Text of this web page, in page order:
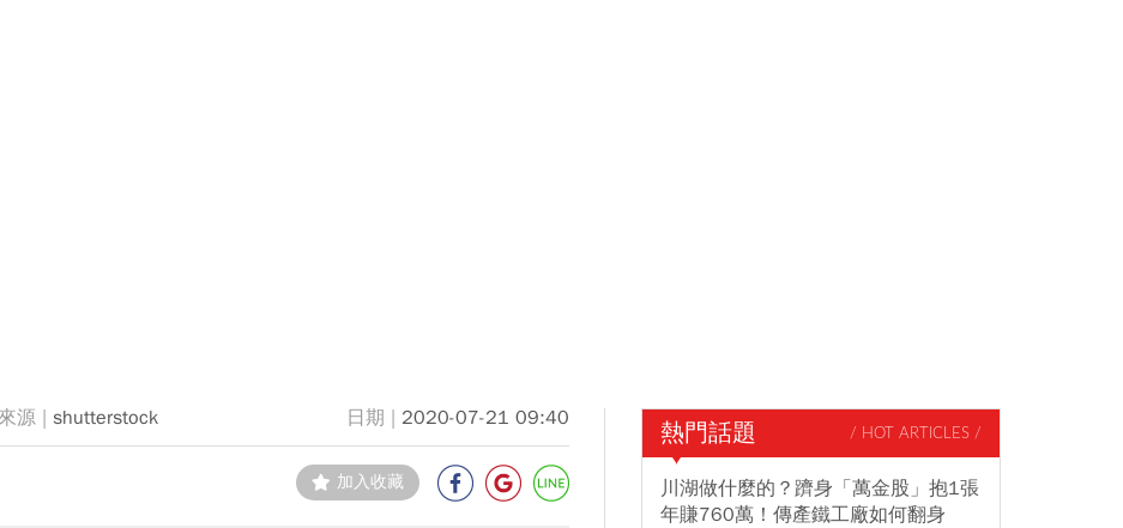
shutterstock 2020-07-21 09:40
加入收藏
熱門話題 / HOT ARTICLES /
川湖做什麼的？躋身「萬金股」抱1張
年賺760萬！傳產鐵工廠如何翻身